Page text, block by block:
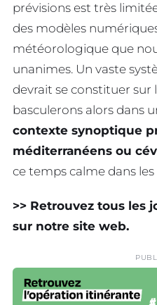
prévisions est très
des modèles
météorologique que
unanimes. Un vaste
devrait se constituer sur
basculerons alors dans
contexte synoptique
méditerranéens ou
ce temps calme dans
>> Retrouvez tous les
sur notre site web.